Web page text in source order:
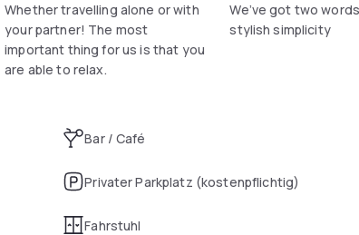
Whether travelling alone or with
your partner! The most
important thing for us is that you
are able to relax.
We’ve got two
stylish simplicity
Bar / Café
Privater Parkplatz (kostenpflichtig)
Fahrstuhl